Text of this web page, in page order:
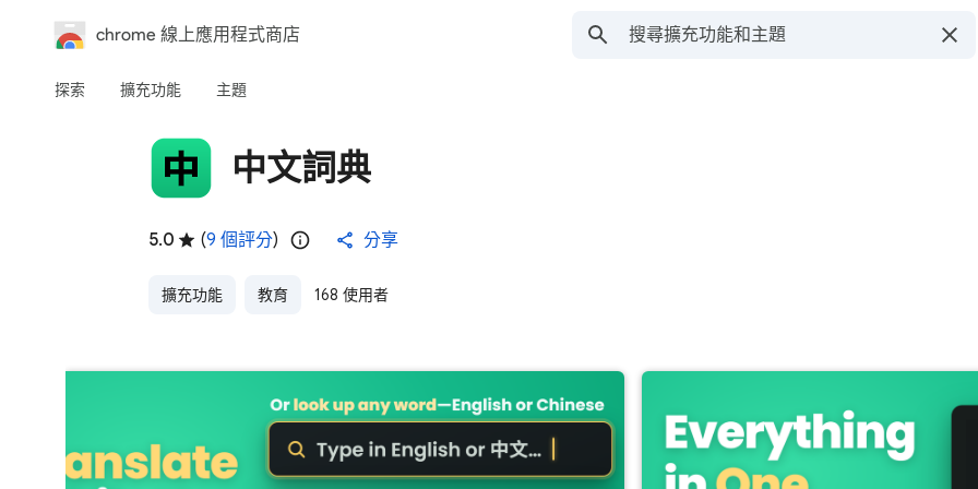
chrome 線上應用程式商店
探索 擴充功能 主題
中文詞典
5.0 (9 個評分) 分享
擴充功能 教育 168 使用者